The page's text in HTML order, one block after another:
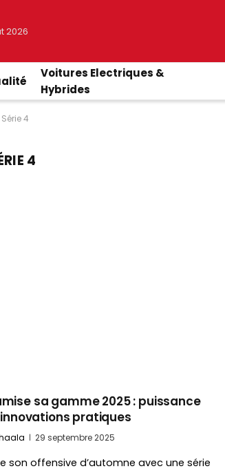
2026
Voitures Electriques &
Hybrides
4
4
sa gamme 2025 : puissance
pratiques
29 septembre 2025
son offensive d’automne avec une série